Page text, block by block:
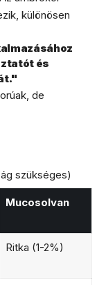
különösen
és
de
szükséges)
Mucosolvan
Ritka (1-2%)